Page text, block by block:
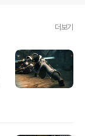
더보기